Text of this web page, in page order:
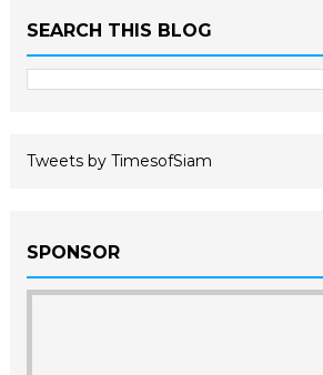
SEARCH THIS BLOG
Tweets by TimesofSiam
SPONSOR